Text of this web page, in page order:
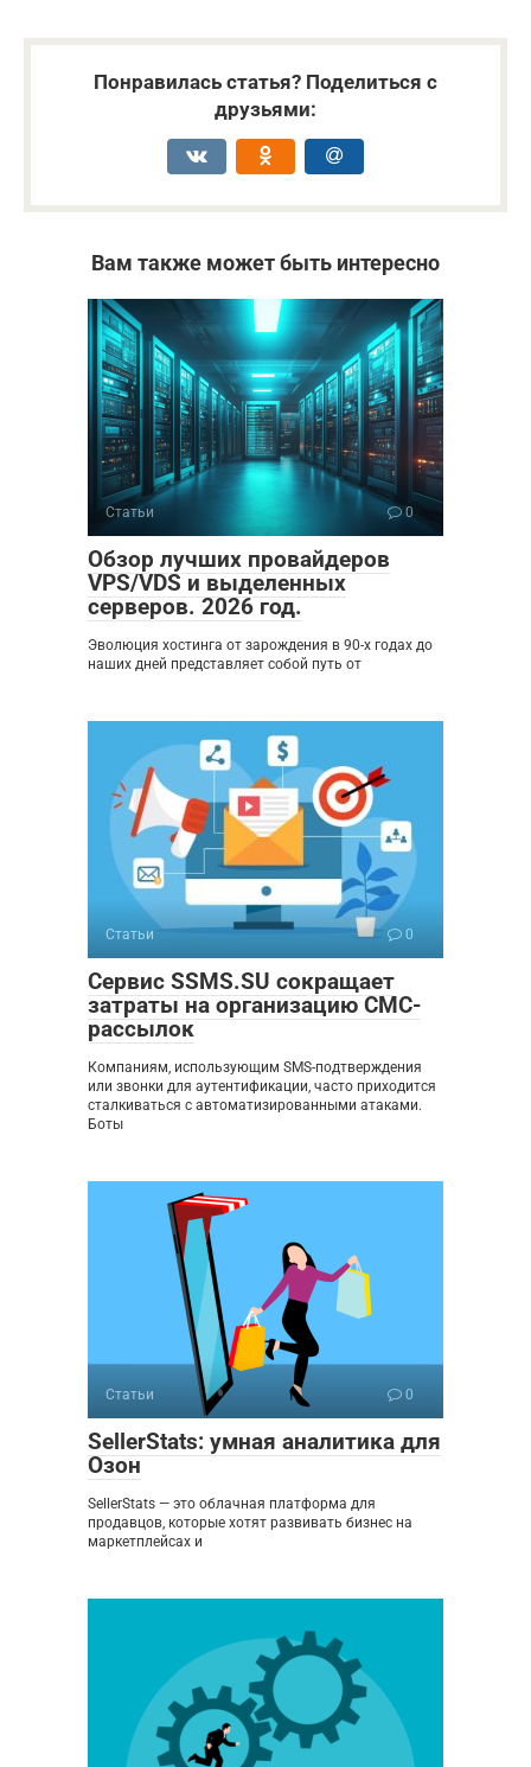
Понравилась статья? Поделиться с
друзьями:
Вам также может быть интересно
Статьи 0
Обзор лучших провайдеров
VPS/VDS и выделенных
серверов. 2026 год.
Эволюция хостинга от зарождения в 90-х годах до
наших дней представляет собой путь от
Статьи 0
Сервис SSMS.SU сокращает
затраты на организацию СМС-
рассылок
Компаниям, использующим SMS-подтверждения
или звонки для аутентификации, часто приходится
сталкиваться с автоматизированными атаками.
Боты
Статьи 0
SellerStats: умная аналитика для
Озон
SellerStats — это облачная платформа для
продавцов, которые хотят развивать бизнес на
маркетплейсах и